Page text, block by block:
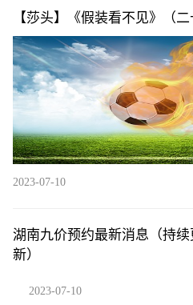
【莎头】《假装看不见》（二
2023-07-10
湖南九价预约最新消息（持续
新）
2023-07-10